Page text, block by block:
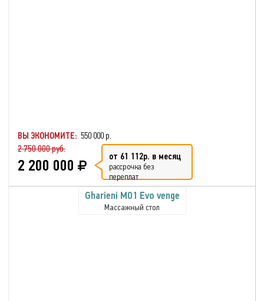
ВЫ ЭКОНОМИТЕ: 550 000 р.
2 750 000 руб.
2 200 000 от 61 112р. в месяц
рассрочка без
переплат
Gharieni MO1 Evo venge
Массажный стол